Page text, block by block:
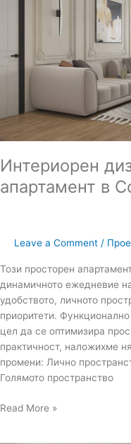
Интериорен
апартамент в
Leave a Comment /
Този просторен
динамичното ежедневие
удобството, личното
приоритети.
цел да се оптимизира
практичност, наложихме
промени: Лично
Голямото пространство
многостаен
Read More »